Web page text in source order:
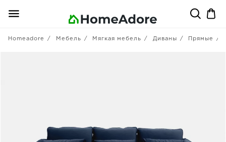
Homeadore Мебель Мягкая мебель Диваны Прямые